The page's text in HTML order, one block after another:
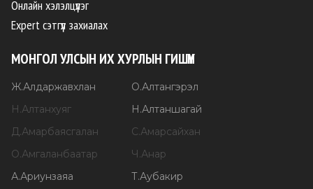
Онлайн хэлэлцүүлэг
Expert сэтгүүл захиалах
МОНГОЛ УЛСЫН ИХ ХУРЛЫН ГИШҮҮН
Ж.Алдаржавхлан О.Алтангэрэл
Н.Алтанхуяг Н.Алтаншагай
Д.Амарбаясгалан С.Амарсайхан
О.Амгаланбаатар Ч.Анар
А.Ариунзаяа Т.Аубакир